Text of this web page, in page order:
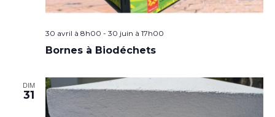
30 avril à 8h00 - 30 juin à 17h00
Bornes à Biodéchets
DIM
31